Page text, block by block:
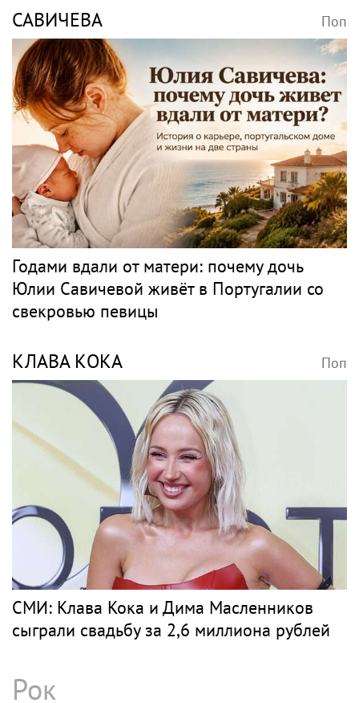
САВИЧЕВА Поп
Годами вдали от матери: почему дочь
Юлии Савичевой живёт в Португалии со
свекровью певицы
КЛАВА КОКА Поп
СМИ: Клава Кока и Дима Масленников
сыграли свадьбу за 2,6 миллиона рублей
Рок